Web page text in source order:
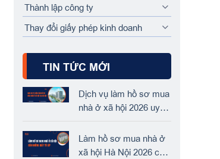
Thành lập công ty
Thay đổi giấy phép kinh doanh
TIN TỨC MỚI
Dịch vụ làm hồ sơ mua
nhà ở xã hội 2026 uy
Làm hồ sơ mua nhà ở
xã hội Hà Nội 2026 chi